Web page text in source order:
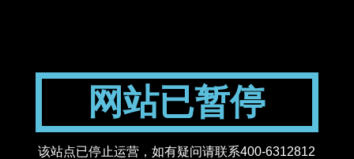
网站已暂停
该站点已停止运营，如有疑问请联系400-6312812